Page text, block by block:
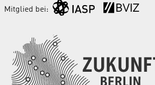
Mitglied bei: